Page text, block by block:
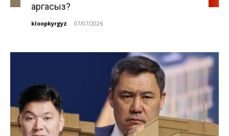
аргасыз?
kloopkyrgyz - 07/07/2026